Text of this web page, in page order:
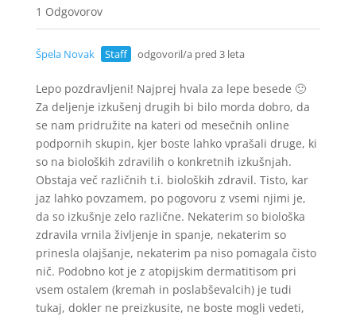
1 Odgovorov
Špela Novak Staff odgovoril/a pred 3 leta
Lepo pozdravljeni! Najprej hvala za lepe besede 🙂
Za deljenje izkušenj drugih bi bilo morda dobro, da
se nam pridružite na kateri od mesečnih online
podpornih skupin, kjer boste lahko vprašali druge, ki
so na bioloških zdravilih o konkretnih izkušnjah.
Obstaja več različnih t.i. bioloških zdravil. Tisto, kar
jaz lahko povzamem, po pogovoru z vsemi njimi je,
da so izkušnje zelo različne. Nekaterim so biološka
zdravila vrnila življenje in spanje, nekaterim so
prinesla olajšanje, nekaterim pa niso pomagala čisto
nič. Podobno kot je z atopijskim dermatitisom pri
vsem ostalem (kremah in poslabševalcih) je tudi
tukaj, dokler ne preizkusite, ne boste mogli vedeti,